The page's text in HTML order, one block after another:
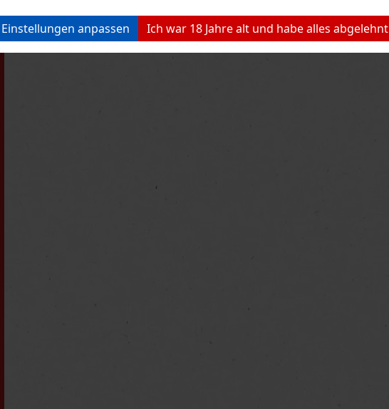
Einstellungen anpassen Ich war 18 Jahre alt und habe alles abgelehnt